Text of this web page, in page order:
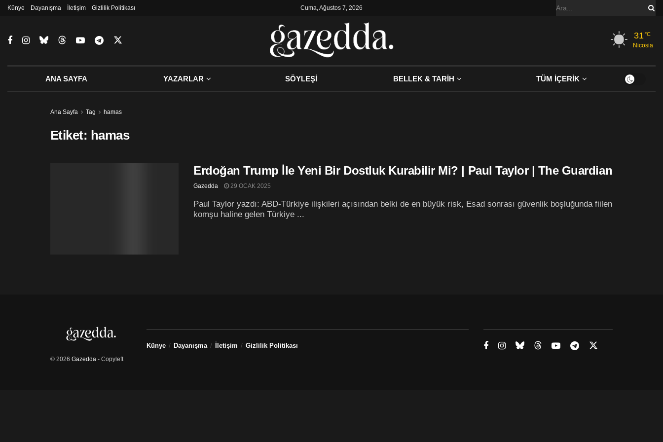
Künye Dayanışma İletişim Gizlilik Politikası Cuma, Ağustos 7, 2026
31 °C
Nicosia
ANA SAYFA YAZARLAR SÖYLEŞİ BELLEK & TARİH TÜM İÇERİK
Ana Sayfa Tag hamas
Etiket: hamas
Erdoğan Trump İle Yeni Bir Dostluk Kurabilir Mi? | Paul Taylor | The Guardian
Gazedda 29 OCAK 2025
Paul Taylor yazdı: ABD-Türkiye ilişkileri açısından belki de en büyük risk, Esad sonrası güvenlik boşluğunda fiilen
komşu haline gelen Türkiye ...
© 2026 Gazedda - Copyleft
Künye Dayanışma İletişim Gizlilik Politikası